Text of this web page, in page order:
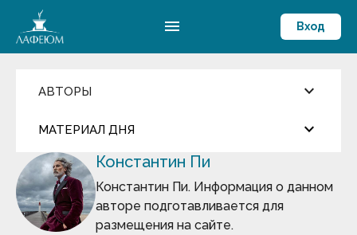
menu Вход
АВТОРЫ keyboard_arrow_down
close
Фильмы и Сериалы
Пословицы и поговорки
Аамир Кхан
Абрахам Маслоу
Абу-ль-Фарадж бин Харун
Константин Пи
Константин Пи. Информация о данном
авторе подготавливается для
размещения на сайте.
МАТЕРИАЛ ДНЯ keyboard_arrow_down
Цитата дня
Арабская мудрость